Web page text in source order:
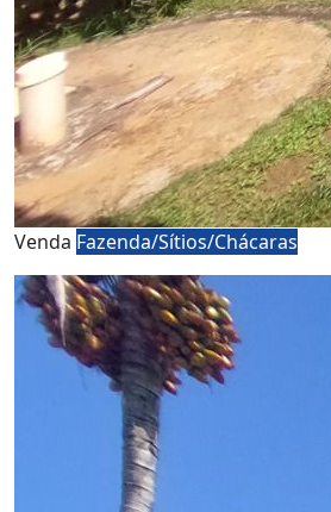
Venda Fazenda/Sítios/Chácaras